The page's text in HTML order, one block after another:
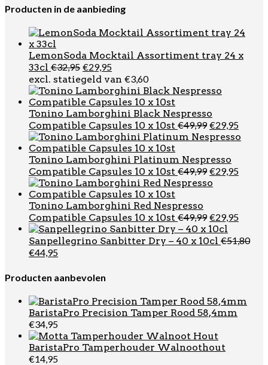
Producten in de aanbieding
LemonSoda Mocktail Assortiment tray 24 x
33cl €32,95 Oorspronkelijke
prijs
was:
€32,95.
€29,95Huidige
prijs
is:
€29,95.
excl. statiegeld van €3,60
Tonino Lamborghini Black Nespresso
Compatible Capsules 10 x 10st €49,99
prijs
€49,99.
€29,95
prijs
Tonino Lamborghini Platinum Nespresso
Compatible Capsules 10 x 10st €49,99
prijs
€29,95
Tonino Lamborghini Red Nespresso
Compatible Capsules 10 x 10st €49,99
prijs
was:
€29,95
is:
Sanpellegrino Sanbitter Dry – 40 x 10cl €51,80
Oorspronkelijke
was:
€44,95Huidige
is:
Producten aanbevolen
BaristaPro Precision Tamper Rood 58,4mm
€34,95
BaristaPro Tamperhouder Walnoothout
€14,95